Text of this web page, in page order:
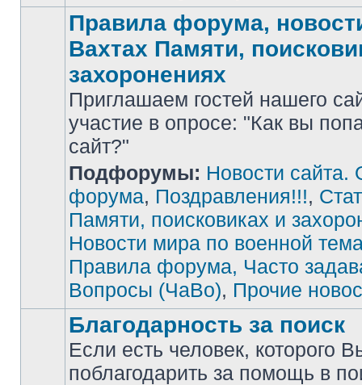
Нет
непрочитанных
сообщений
Правила форума,
Вахтах Памяти,
захоронениях
Приглашаем гостей нашего
участие в опросе: "Как вы
сайт?"
Подфорумы: Новости сайта.
форума, Поздравления!!!,
Памяти, поисковиках и
Новости мира по военной
Правила форума, Часто
Вопросы (ЧаВо), Прочие
Благодарность за поиск
Если есть человек, которого
поблагодарить за помощь в